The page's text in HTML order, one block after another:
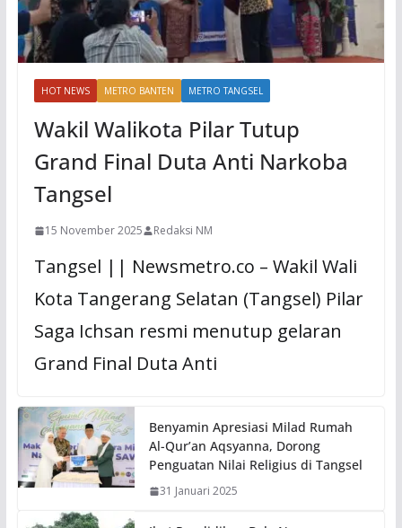
HOT NEWS METRO BANTEN METRO TANGSEL
Wakil Walikota Pilar Tutup
Grand Final Duta Anti Narkoba
Tangsel
15 November 2025 Redaksi NM
Tangsel || Newsmetro.co – Wakil Wali
Kota Tangerang Selatan (Tangsel) Pilar
Saga Ichsan resmi menutup gelaran
Grand Final Duta Anti
Benyamin Apresiasi Milad Rumah
Al-Qur’an Aqsyanna, Dorong
Penguatan Nilai Religius di Tangsel
31 Januari 2025